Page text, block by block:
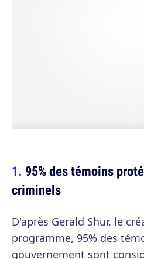
95% des témoins
criminels
D'après Gerald Shur, le
programme, 95% des
gouvernement sont